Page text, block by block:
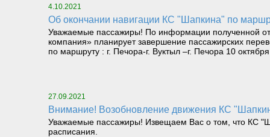
4.10.2021
Об окончании навигации КС "Шапкина" по
Уважаемые пассажиры! По информации полученной
компания» планирует завершение пассажирских
по маршруту : г. Печора-г. Вуктыл –г. Печора 10
27.09.2021
Внимание! Возобновление движения КС
Уважаемые пассажиры! Извещаем Вас о том, что КС
расписания.